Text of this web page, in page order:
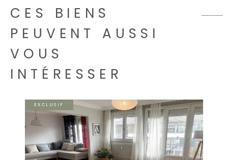
CES BIENS
PEUVENT AUSSI
VOUS
INTÉRESSER
EXCLUSIF
VOIR LE BIEN